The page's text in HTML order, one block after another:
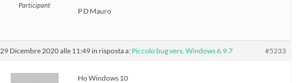
Participant
P D Mauro
29 Dicembre 2020 alle 11:49 in risposta a: Piccolo bug vers. Windows 6.9.7 #5233
Ho Windows 10